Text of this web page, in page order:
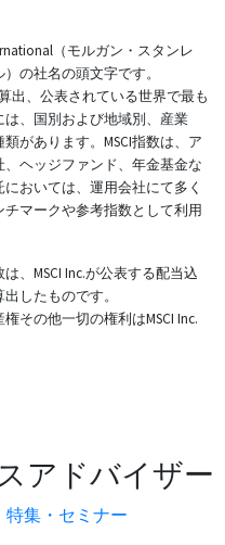
（モルガン・スタンレ
の社名の頭文字です。
出、公表されている世界で最も
、国別および地域別、産業
があります。MSCI指数は、ア
ヘッジファンド、年金基金な
おいては、運用会社にて多く
マークや参考指数として利用
、MSCI Inc.が公表する配当込
したものです。
その他一切の権利はMSCI Inc.
アドバイザー
特集・セミナー